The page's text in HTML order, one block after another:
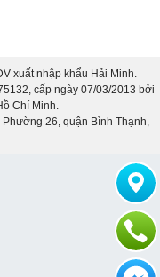
xuất nhập khẩu Hải Minh.
cấp ngày 07/03/2013 bởi
Chí Minh.
26, quận Bình Thạnh,